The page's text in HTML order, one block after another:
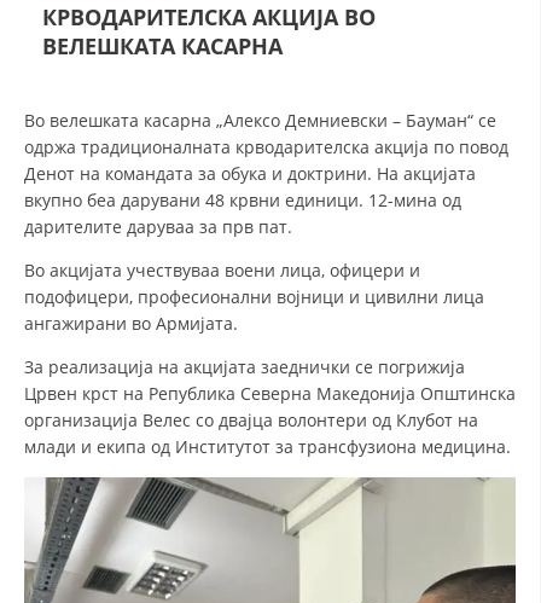
СТРУКТУРА НА ОРГАНИЗАЦИЈАТА
ЗАКОН ЗА ЦКРМ
СТАТУТ НА ЦКРМ
ОРГАНИЗАЦИЈА И РАЗВОЈ
РАКОВОДЕН ОДБОР
СОБРАНИЕ
СТРУКТУРА И ОРГАНИЗАЦИОНА ПОСТАВЕНОСТ
КРВОДАРИТЕЛСКА АКЦИЈА ВО
ВЕЛЕШКАТА КАСАРНА
Во велешката касарна „Алексо Демниевски – Бауман“ се
одржа традиционалната крводарителска акција по повод
Денот на командата за обука и доктрини. На акцијата
вкупно беа дарувани 48 крвни единици. 12-мина од
дарителите даруваа за прв пат.
Во акцијата учествуваа воени лица, офицери и
подофицери, професионални војници и цивилни лица
ангажирани во Армијата.
За реализација на акцијата заеднички се погрижија
Црвен крст на Република Северна Македонија Општинска
организација Велес со двајца волонтери од Клубот на
млади и екипа од Институтот за трансфузиона медицина.